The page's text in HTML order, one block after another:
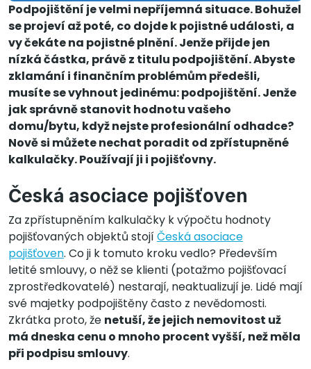
Podpojištění je velmi nepříjemná situace. Bohužel
se projeví až poté, co dojde k pojistné události, a
vy čekáte na pojistné plnění. Jenže přijde jen
nízká částka, právě z titulu podpojištění. Abyste
zklamání i finančním problémům předešli,
musíte se vyhnout jedinému: podpojištění. Jenže
jak správně stanovit hodnotu vašeho
domu/bytu, když nejste profesionální odhadce?
Nově si můžete nechat poradit od zpřístupněné
kalkulačky. Používají ji i pojišťovny.
Česká asociace pojišťoven
Za zpřístupněním kalkulačky k výpočtu hodnoty
pojišťovaných objektů stojíČeská asociace
pojišťoven. Co ji k tomuto kroku vedlo? Především
letité smlouvy, o něž se klienti (potažmo pojišťovací
zprostředkovatelé) nestarají, neaktualizují je. Lidé mají
své majetky podpojištěny často z nevědomosti.
Zkrátka proto, že netuší, že jejich nemovitost už
má dneska cenu o mnoho procent vyšší, než měla
při podpisu smlouvy.